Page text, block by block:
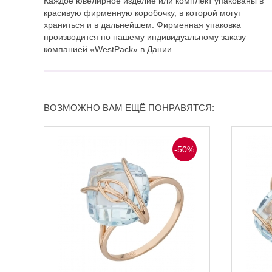
красивую фирменную коробочку, в которой могут
храниться и в дальнейшем. Фирменная упаковка
производится по нашему индивидуальному заказу
компанией «WestPack» в Дании
ВОЗМОЖНО ВАМ ЕЩЁ ПОНРАВЯТСЯ:
-50%